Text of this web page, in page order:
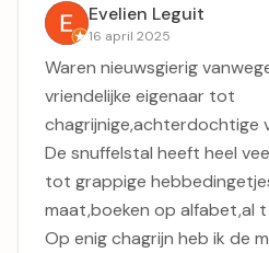
Evelien Leguit
16 april 2025
Waren nieuwsgierig
vriendelijke eigenaar tot
chagrijnige,achterdochtige
De snuffelstal heeft heel
tot grappige
maat,boeken op alfabet,al
Op enig chagrijn heb ik de